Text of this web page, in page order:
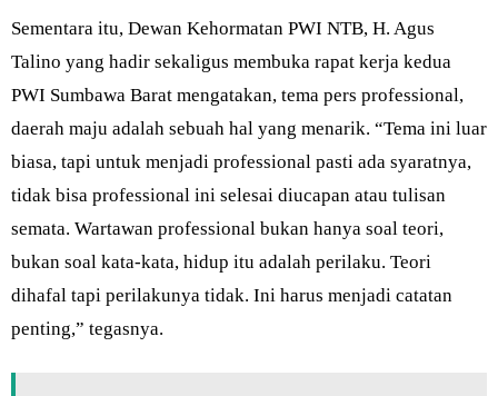
Sementara itu, Dewan Kehormatan PWI NTB, H. Agus
Talino yang hadir sekaligus membuka rapat kerja kedua
PWI Sumbawa Barat mengatakan, tema pers professional,
daerah maju adalah sebuah hal yang menarik. “Tema ini luar
biasa, tapi untuk menjadi professional pasti ada syaratnya,
tidak bisa professional ini selesai diucapan atau tulisan
semata. Wartawan professional bukan hanya soal teori,
bukan soal kata-kata, hidup itu adalah perilaku. Teori
dihafal tapi perilakunya tidak. Ini harus menjadi catatan
penting,” tegasnya.